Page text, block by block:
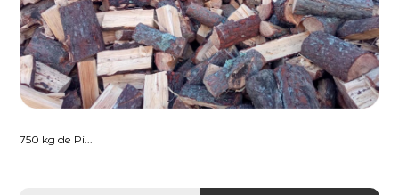
750 kg de Pi...